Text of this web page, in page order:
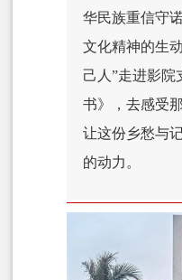
华民族重信守
文化精神的生
己人”走进影院
书》，去感受
让这份乡愁与
的动力。